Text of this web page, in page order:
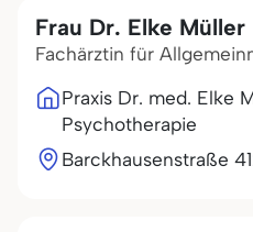
Frau Dr. Elke Müller
Fachärztin für
Praxis Dr. med. Elke
Psychotherapie
Barckhausenstraße 41